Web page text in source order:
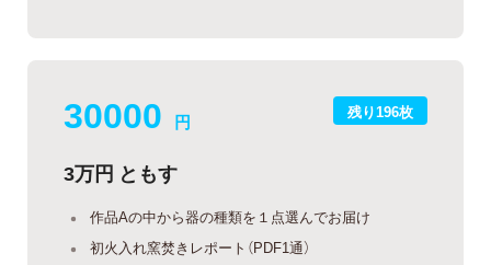
残り196枚
30000 円
3万円 ともす
作品Aの中から器の種類を１点選んでお届け
初火入れ窯焚きレポート（PDF1通）